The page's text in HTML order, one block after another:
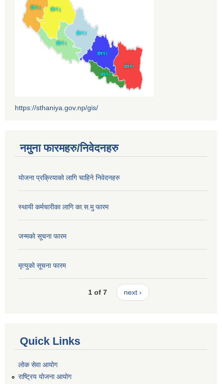
https://sthaniya.gov.np/gis/
नमुना फारमहरु/निवेदनहरु
योजना प्रक्रियाको लागि चाहिने निवेदनहरु
स्थायी कर्मचारीका लागि का.स.मु फारम
जन्मको सूचना फारम
मृत्युको सूचना फारम
1 of 7 next ›
Quick Links
लोक सेवा आयोग
राष्ट्रिय योजना आयोग